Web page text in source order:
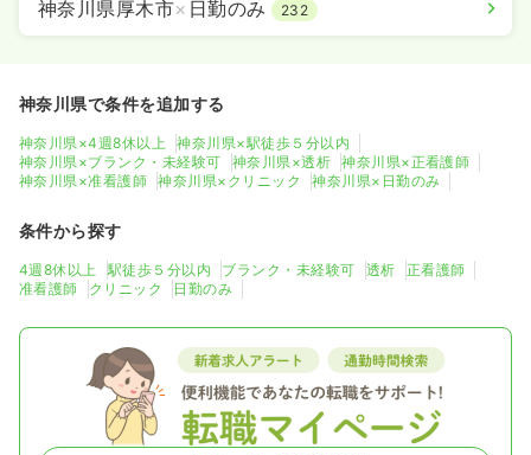
神奈川県厚木市× 日勤のみ 232
神奈川県で条件を追加する
神奈川県×4週8休以上
神奈川県×駅徒歩５分以内
神奈川県×ブランク・未経験可
神奈川県×透析
神奈川県×正看護師
神奈川県×准看護師
神奈川県×クリニック 神奈川県×日勤のみ
条件から探す
4週8休以上 駅徒歩５分以内 ブランク・未経験可 透析
正看護師
准看護師
クリニック 日勤のみ